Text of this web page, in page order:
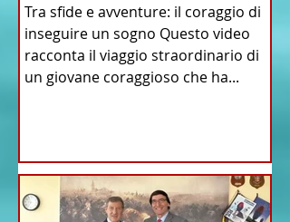
Tra sfide e avventure: il coraggio di
inseguire un sogno Questo video
racconta il viaggio straordinario di
un giovane coraggioso che ha...